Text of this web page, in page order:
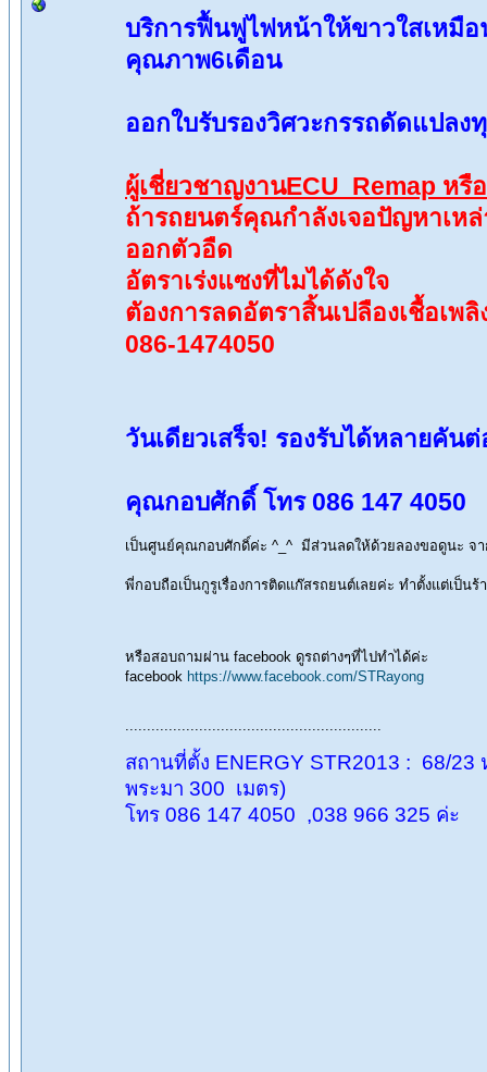
บริการฟื้นฟูไฟหน้าให้ขาวใสเหมื
คุณภาพ6เดือน
ออกใบรับรองวิศวะกรรถดัดแปลง
ผู้เชี่ยวชาญงานECU Remap หรื
ถ้ารถยนตร์คุณกำลังเจอปัญหาเห
ออกตัวอืด
อัตราเร่งแซงที่ไมได้ดังใจ
ตัองการลดอัตราสิ้นเปลืองเชื้อเพ
086-1474050
วันเดียวเสร็จ! รองรับได้หลายคัน
คุณกอบศักดิ์ โทร 086 147 4050
เป็นศูนย์คุณกอบศักดิ์ค่ะ ^_^ มีส่วนลดให้ด้วยลองขอดูนะ จ
พี่กอบถือเป็นกูรูเรื่องการติดแก๊สรถยนต์เลยค่ะ ทำตั้งแต่เป็น
หรือสอบถามผ่าน facebook ดูรถต่างๆที่ไปทำได้ค่ะ
facebook https://www.facebook.com/STRayong
...........................................................
สถานที่ตั้ง ENERGY STR2013 : 68/23
พระมา 300 เมตร)
โทร 086 147 4050 ,038 966 325 ค่ะ